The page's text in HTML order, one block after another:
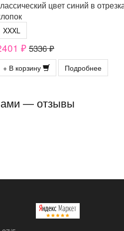
цвет синий в
XXXL
₽5336 ₽
+ В корзину Подробнее
— отзывы